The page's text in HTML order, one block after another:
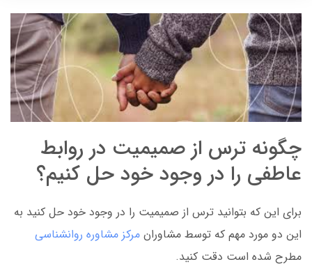
چگونه ترس از صمیمیت در روابط
عاطفی را در وجود خود حل کنیم؟
برای این که بتوانید ترس از صمیمیت را در وجود خود حل کنید به
این دو مورد مهم که توسط مشاوران مرکز مشاوره روانشناسی
مطرح شده است دقت کنید.